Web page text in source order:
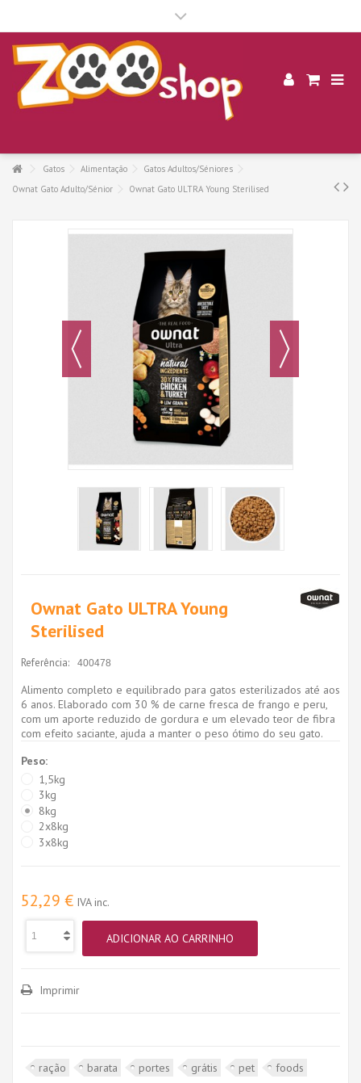
Gatos Alimentação
Gatos Adultos/Séniores
Ownat Gato Adulto/Sénior
Ownat Gato ULTRA Young Sterilised
Ownat Gato ULTRA Young
Sterilised
Referência: 400478
Alimento completo e equilibrado para gatos esterilizados até aos
6 anos. Elaborado com 30 % de carne fresca de frango e peru,
com um aporte reduzido de gordura e um elevado teor de fibra
com efeito saciante, ajuda a manter o peso ótimo do seu gato.
Peso:
1,5kg
3kg
8kg
2x8kg
3x8kg
52,29 € IVA inc.
ADICIONAR AO CARRINHO
Imprimir
ração barata portes grátis pet
foods